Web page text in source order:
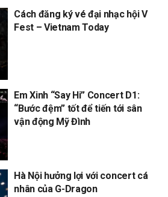
Cách đăng ký vé đại nhạc hội V
Fest – Vietnam Today
Em Xinh “Say Hi” Concert D1:
“Bước đệm” tốt để tiến tới sân
vận động Mỹ Đình
Hà Nội hưởng lợi với concert cá
nhân của G-Dragon